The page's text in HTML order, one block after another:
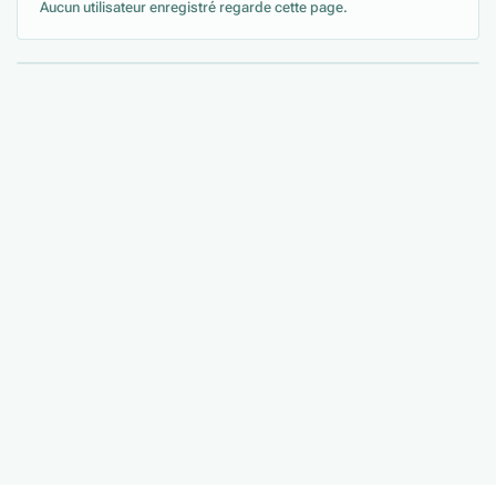
Aucun utilisateur enregistré regarde cette page.